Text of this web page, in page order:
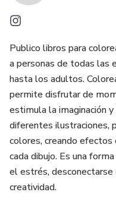
Publico libros para
a personas de todas las
hasta los adultos.
permite disfrutar de
estimula la imaginación
diferentes ilustraciones,
colores, creando efectos
cada dibujo. Es una
el estrés,
creatividad.